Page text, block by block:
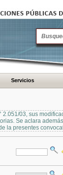
Servicios
03, sus
Se aclara
la presentes